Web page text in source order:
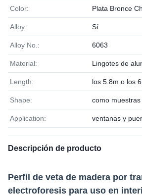
Color: Plata Bronce
Alloy: Sí
Alloy No.: 6063
Material: Lingotes de
Length: los 5.8m o los
Shape: como muestras
Application: ventanas y
Descripción de producto
Perfil de veta de madera por
electroforesis para uso en